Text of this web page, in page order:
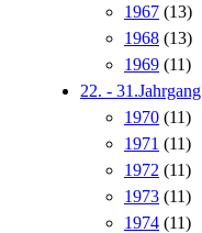
1967 (13)
1968 (13)
1969 (11)
22. - 31.Jahrgang
1970 (11)
1971 (11)
1972 (11)
1973 (11)
1974 (11)